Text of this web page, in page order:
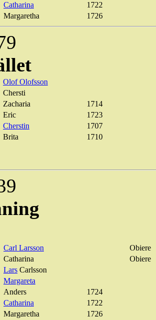
Catharina
1722
Margaretha 1726
Olof Olofsson
Chersti
Zacharia
1714
Eric
1723
Cherstin
1707
Brita 1710
Carl Larsson
Obiere
Catharina
Obiere
Lars Carlsson
Margareta
Anders
1724
Catharina
1722
Margaretha
1726